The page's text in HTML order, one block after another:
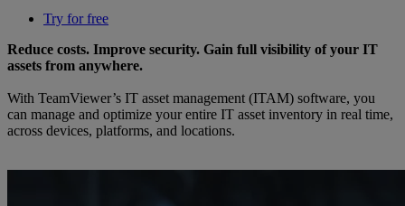
Try for free
Reduce costs. Improve security. Gain full visibility of your IT
assets from anywhere.
With TeamViewer’s IT asset management (ITAM) software, you
can manage and optimize your entire IT asset inventory in real time,
across devices, platforms, and locations.